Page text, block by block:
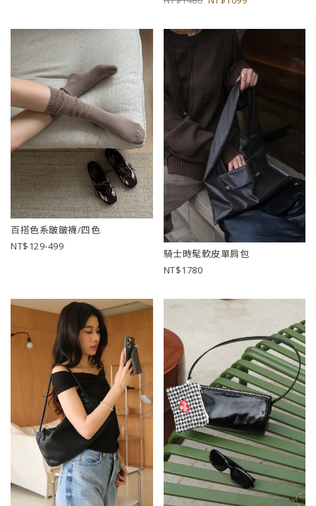
百搭色系皺皺襪/四色
129-499
騎士時髦軟皮單肩包
1780